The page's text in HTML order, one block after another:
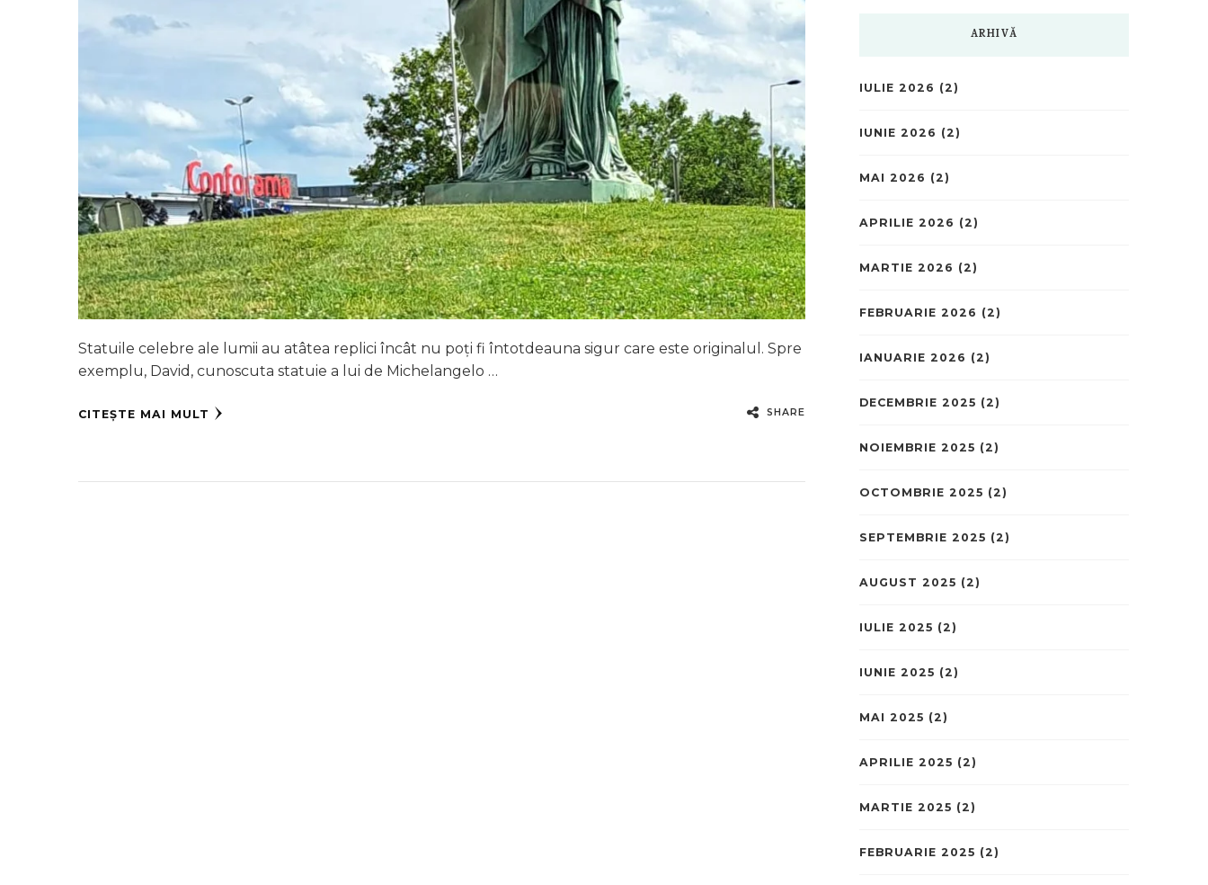
Statuile celebre ale lumii au atâtea replici încât nu poți fi întotdeauna sigur care este originalul. Spre
exemplu, David, cunoscuta statuie a lui de Michelangelo …
CITEȘTE MAI MULT SHARE
ARHIVĂ
IULIE 2026 (2)
IUNIE 2026 (2)
MAI 2026 (2)
APRILIE 2026 (2)
MARTIE 2026 (2)
FEBRUARIE 2026 (2)
IANUARIE 2026 (2)
DECEMBRIE 2025 (2)
NOIEMBRIE 2025 (2)
OCTOMBRIE 2025 (2)
SEPTEMBRIE 2025 (2)
AUGUST 2025 (2)
IULIE 2025 (2)
IUNIE 2025 (2)
MAI 2025 (2)
APRILIE 2025 (2)
MARTIE 2025 (2)
FEBRUARIE 2025 (2)